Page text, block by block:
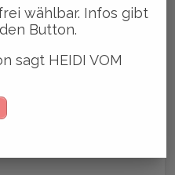
wählbar. Infos gibt
Button.
sagt HEIDI VOM